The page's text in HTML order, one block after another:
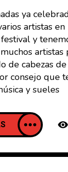
ya
artistas
y
de cabezas
consejo que
y sueles